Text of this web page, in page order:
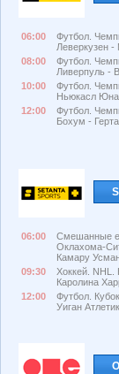
06:00
Футбол.
Леверкузен -
08:00
Футбол.
Ливерпуль -
10:00
Футбол.
Ньюкасл
12:00
Футбол.
Бохум - Герта.
06:00
Смешанные
Оклахома-
Камару
09:30
Хоккей. NHL.
Каролина
12:00
Футбол.
Уиган